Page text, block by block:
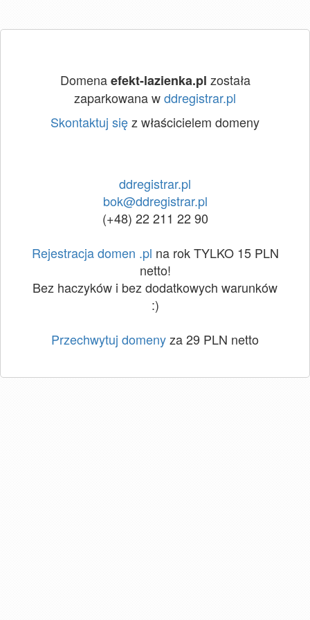
Domenaefekt-lazienka.pl została
zaparkowana wddregistrar.pl
Skontaktuj sięz właścicielem domeny
ddregistrar.pl
bok@ddregistrar.pl
(+48) 22 211 22 90
Rejestracja domen .pl na rok TYLKO 15 PLN
netto!
Bez haczyków i bez dodatkowych warunków
:)
Przechwytuj domenyza 29 PLN netto